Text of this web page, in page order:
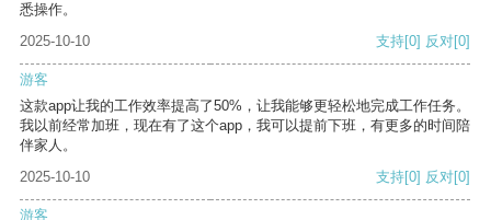
悉操作。
2025-10-10
支持[0] 反对[0]
游客
这款app让我的工作效率提高了50%，让我能够更轻松地完成工作任务。
我以前经常加班，现在有了这个app，我可以提前下班，有更多的时间陪
伴家人。
2025-10-10
支持[0] 反对[0]
游客